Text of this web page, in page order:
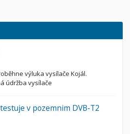
výluka vysílače Kojál.
údržba vysílače
v pozemnim DVB-T2